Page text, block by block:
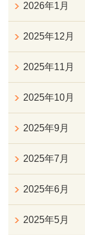
2026年1月
2025年12月
2025年11月
2025年10月
2025年9月
2025年7月
2025年6月
2025年5月